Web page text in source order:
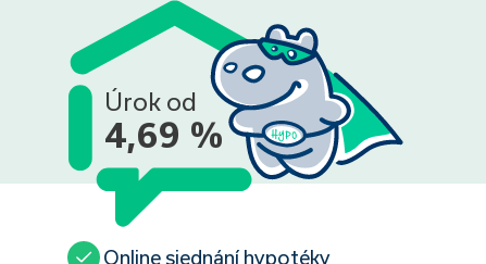
Úrok od
4,69 %
Online sjednání hypotéky